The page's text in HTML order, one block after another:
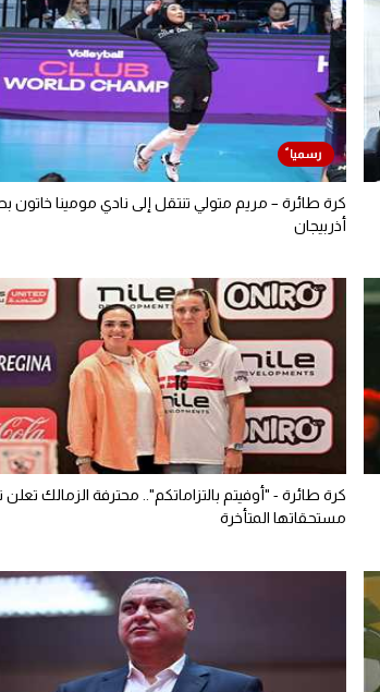
كرة طائرة – مريم متولي تنتقل إلى نادي مومينا خاتون
أذربيجان
كرة طائرة - "أوفيتم بالتزاماتكم".. محترفة الزمالك
مستحقاتها المتأخرة